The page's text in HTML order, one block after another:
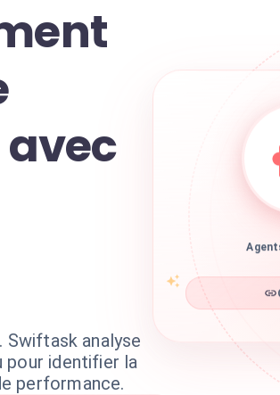
analyse
pour identifier la
performance.